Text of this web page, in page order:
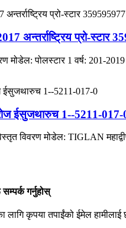
अन्तर्राष्ट्रिय प्रो-स्टार
मोडेल: पोलस्टार 1 वर्ष: 201-
ईसुजथारुच 1--5211-017-
विवरण मोडेल: TIGLAN
गर्नुहोस्
लागि कृपया तपाईंको ईमेल हामीलाई